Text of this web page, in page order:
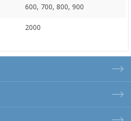
600, 700, 800, 900
2000